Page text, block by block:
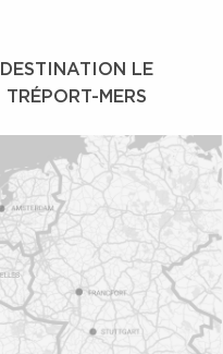
DESTINATION LE
TRÉPORT-MERS